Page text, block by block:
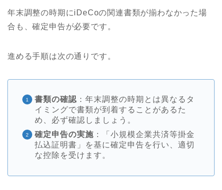
年末調整の時期にiDeCoの関連書類が揃わなかった場
合も、確定申告が必要です。
進める手順は次の通りです。
書類の確認 ：年末調整の時期とは異なるタ
イミングで書類が到着することがあるた
め、必ず確認しましょう。
確定申告の実施 ：「小規模企業共済等掛金
払込証明書」を基に確定申告を行い、適切
な控除を受けます。